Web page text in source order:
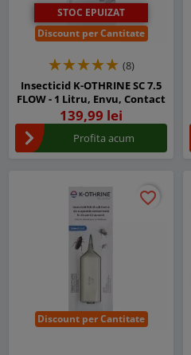
STOC EPUIZAT
Discount per Cantitate
(8)
Insecticid K-OTHRINE SC 7.5
FLOW - 1 Litru, Envu, Contact
139,99 lei
Profita acum
Discount per Cantitate
favorite_border
favorite_border